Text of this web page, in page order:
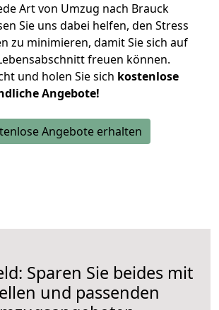
Art von Umzug nach Brauck
Sie uns dabei helfen, den Stress
zu minimieren, damit Sie sich auf
freuen können.
und holen Sie sich kostenlose
Angebote!
Angebote erhalten
Sparen Sie beides mit
und passenden